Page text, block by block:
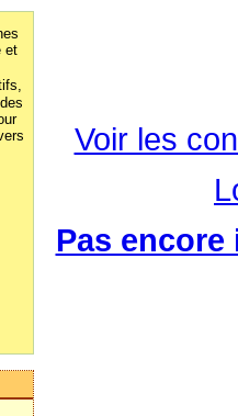
et
Voir les
Pas